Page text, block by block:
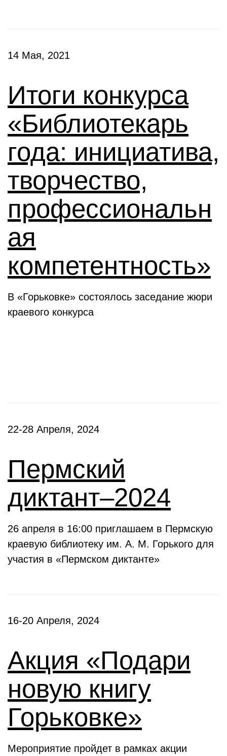
14 Мая, 2021
Итоги конкурса
«Библиотекарь
года: инициатива,
творчество,
профессиональн
ая
компетентность»
В «Горьковке» состоялось заседание жюри
краевого конкурса
22-28 Апреля, 2024
Пермский
диктант–2024
26 апреля в 16:00 приглашаем в Пермскую
краевую библиотеку им. А. М. Горького для
участия в «Пермском диктанте»
16-20 Апреля, 2024
Акция «Подари
новую книгу
Горьковке»
Мероприятие пройдет в рамках акции